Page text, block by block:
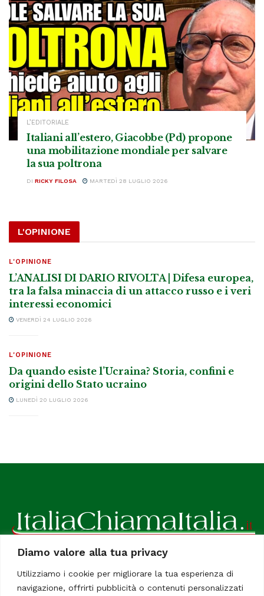
Diamo valore alla tua privacy
Utilizziamo i cookie per migliorare la tua esperienza di
navigazione, offrirti pubblicità o contenuti personalizzati
L’EDITORIALE
Italiani all’estero, Giacobbe (Pd) propone
una mobilitazione mondiale per salvare
la sua poltrona
DI RICKY FILOSA MARTEDÌ 28 LUGLIO 2026
L'OPINIONE
L'OPINIONE
L’ANALISI DI DARIO RIVOLTA | Difesa europea,
tra la falsa minaccia di un attacco russo e i veri
interessi economici
VENERDÌ 24 LUGLIO 2026
L'OPINIONE
Da quando esiste l’Ucraina? Storia, confini e
origini dello Stato ucraino
LUNEDÌ 20 LUGLIO 2026
ItaliaChiamaItalia, il TUO quotidiano online preferito.
Dedicato in particolare a tutti gli italiani residenti all'estero.